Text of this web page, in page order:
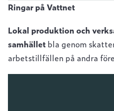
Ringar på Vattnet
Lokal produktion och
samhället bla genom
arbetstillfällen på andra